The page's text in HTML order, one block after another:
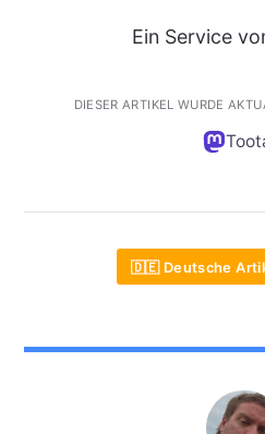
Ein Service
DIESER ARTIKEL WURDE
🇩🇪 Deutsche